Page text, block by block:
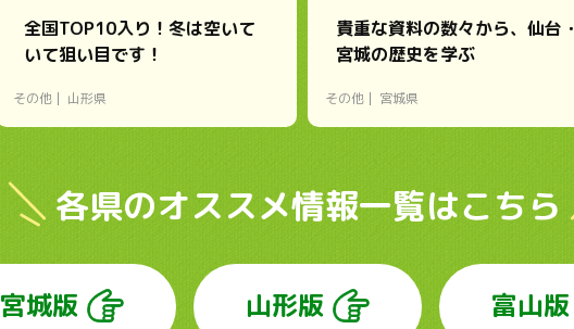
全国TOP10入り！冬は空いて
いて狙い目です！
その他 山形県
貴重な資料の数々から、仙台・
宮城の歴史を学ぶ
その他 宮城県
各県のオススメ情報一覧はこちら
宮城版 山形版 富山版